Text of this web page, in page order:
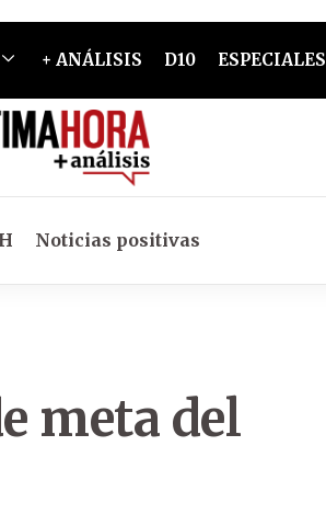
+ ANÁLISIS D10 ESPECIALES
Noticias positivas
meta del